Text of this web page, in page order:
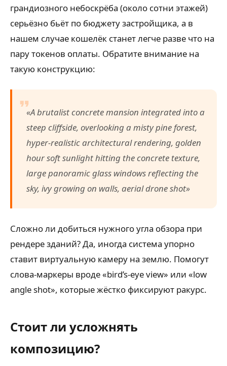
грандиозного небоскрёба (около сотни этажей)
серьёзно бьёт по бюджету застройщика, а в
нашем случае кошелёк станет легче разве что на
пару токенов оплаты. Обратите внимание на
такую конструкцию:
«A brutalist concrete mansion integrated into a
steep cliffside, overlooking a misty pine forest,
hyper-realistic architectural rendering, golden
hour soft sunlight hitting the concrete texture,
large panoramic glass windows reflecting the
sky, ivy growing on walls, aerial drone shot»
Сложно ли добиться нужного угла обзора при
рендере зданий? Да, иногда система упорно
ставит виртуальную камеру на землю. Помогут
слова-маркеры вроде «bird’s-eye view» или «low
angle shot», которые жёстко фиксируют ракурс.
Стоит ли усложнять
композицию?